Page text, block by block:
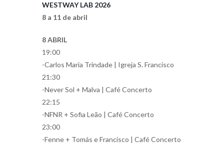
WESTWAY LAB 2026
8 a 11 de abril
8 ABRIL
19:00
-Carlos Maria Trindade | Igreja S. Francisco
21:30
-Never Sol + Malva | Café Concerto
22:15
-NFNR + Sofia Leão | Café Concerto
23:00
-Fenne + Tomás e Francisco | Café Concerto